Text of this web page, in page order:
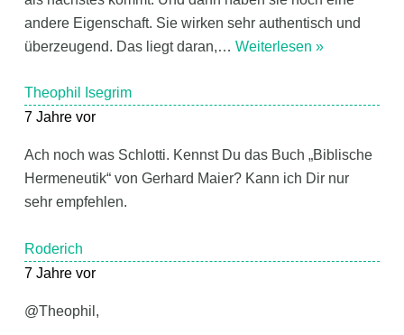
andere Eigenschaft. Sie wirken sehr authentisch und
überzeugend. Das liegt daran,… Weiterlesen »
Theophil Isegrim
7 Jahre vor
Ach noch was Schlotti. Kennst Du das Buch „Biblische
Hermeneutik“ von Gerhard Maier? Kann ich Dir nur
sehr empfehlen.
Roderich
7 Jahre vor
@Theophil,